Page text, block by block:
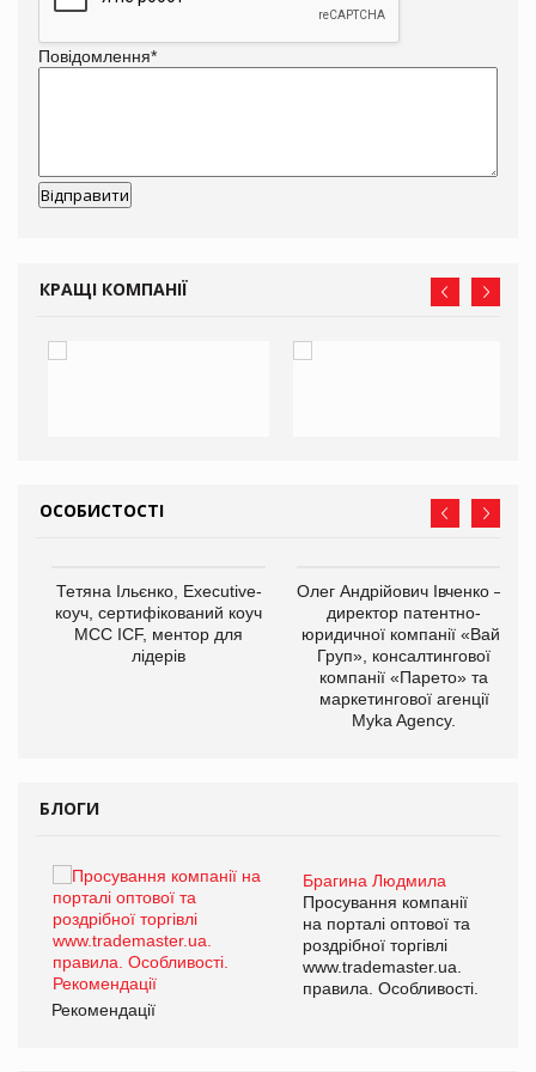
Повідомлення*
КРАЩІ КОМПАНІЇ
ОСОБИСТОСТІ
Тетяна Ільєнко, Executive-
коуч, сертифікований коуч
МСС ICF, ментор для
лідерів
Олег Андрійович Івченко —
директор патентно-
юридичної компанії «Вайз
Груп», консалтингової
компанії «Парето» та
маркетингової агенції
Myka Agency.
БЛОГИ
Брагина Людмила
Просування компанії
на порталі оптової та
роздрібної торгівлі
www.trademaster.ua.
правила. Особливості.
Рекомендації